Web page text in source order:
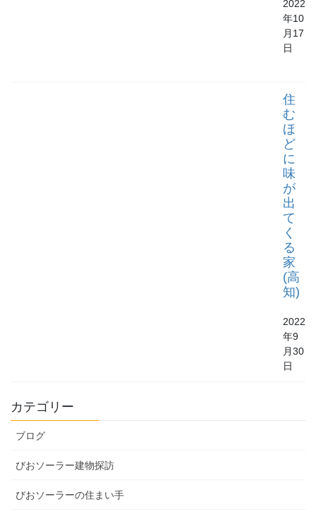
2022
年10
月17
日
住
む
ほ
ど
に
味
が
出
て
く
る
家
(高
知)
2022
年9
月30
日
カテゴリー
ブログ
びおソーラー建物探訪
びおソーラーの住まい手